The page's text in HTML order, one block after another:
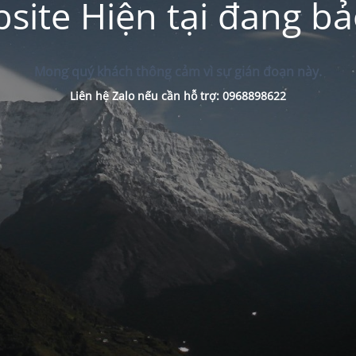
Hiện tại đang
Mong quý khách thông cảm vì sự gián đoạn này.
Liên hệ Zalo nếu cần hỗ trợ: 0968898622